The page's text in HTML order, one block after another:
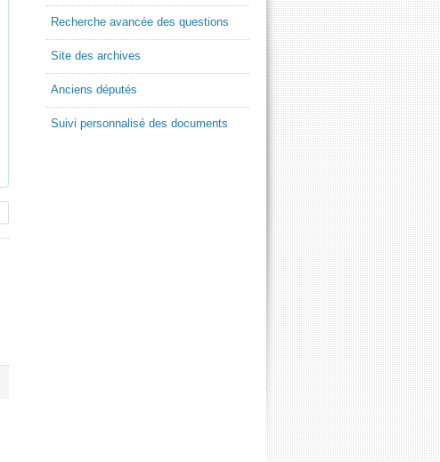
Recherche avancée des questions
Site des archives
Anciens députés
Suivi personnalisé des documents